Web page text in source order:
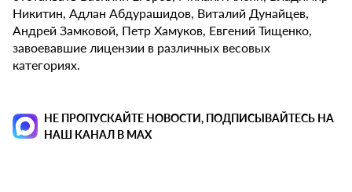
Никитин, Адлан Абдурашидов, Виталий Дунайцев,
Андрей Замковой, Петр Хамуков, Евгений Тищенко,
завоевавшие лицензии в различных весовых
категориях.
НЕ ПРОПУСКАЙТЕ НОВОСТИ, ПОДПИСЫВАЙТЕСЬ НА
НАШ КАНАЛ В MAX